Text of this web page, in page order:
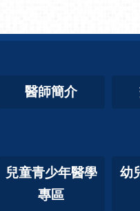
醫師簡介
兒童青少年醫學
專區
幼